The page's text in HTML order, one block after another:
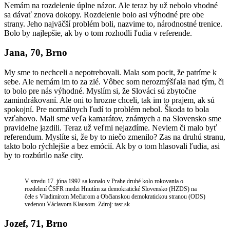
Nemám na rozdelenie úplne názor. Ale teraz by už nebolo vhodné
sa dávať znova dokopy. Rozdelenie bolo asi výhodné pre obe
strany. Jeho najväčší problém boli, nazvime to, národnostné trenice.
Bolo by najlepšie, ak by o tom rozhodli ľudia v referende.
Jana, 70, Brno
My sme to nechceli a nepotrebovali. Mala som pocit, že patríme k
sebe. Ale nemám im to za zlé. Vôbec som nerozmýšľala nad tým, či
to bolo pre nás výhodné. Myslím si, že Slováci sú zbytočne
zamindrákovaní. Ale oni to hrozne chceli, tak im to prajem, ak sú
spokojní. Pre normálnych ľudí to problém nebol. Škoda to bola
vzťahovo. Mali sme veľa kamarátov, známych a na Slovensko sme
pravidelne jazdili. Teraz už veľmi nejazdíme. Neviem či malo byť
referendum. Myslíte si, že by to niečo zmenilo? Zas na druhú stranu,
takto bolo rýchlejšie a bez emócií. Ak by o tom hlasovali ľudia, asi
by to rozbúrilo naše city.
V stredu 17. júna 1992 sa konalo v Prahe druhé kolo rokovania o
rozdelení ČSFR medzi Hnutím za demokratické Slovensko (HZDS) na
čele s Vladimírom Mečiarom a Občianskou demokratickou stranou (ODS)
vedenou Václavom Klausom. Zdroj: tasr.sk
Jozef, 71, Brno